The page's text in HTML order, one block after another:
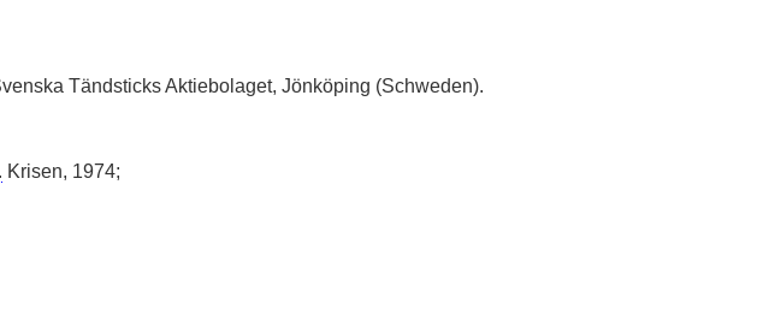
Tändsticks Aktiebolaget, Jönköping (Schweden).
Krisen, 1974;